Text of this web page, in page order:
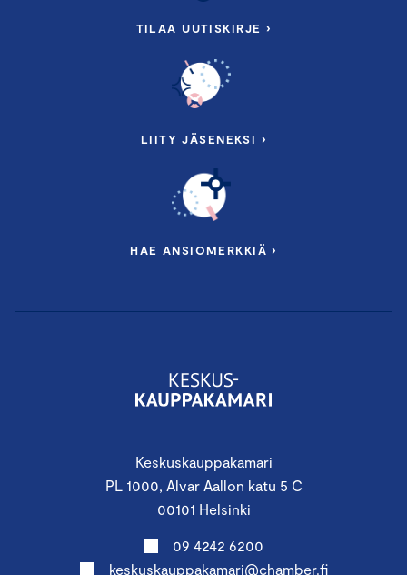
Keskuskauppakamari
PL 1000, Alvar Aallon katu 5 C
00101 Helsinki
09 4242 6200
keskuskauppakamari@chamber.fi
TILAA UUTISKIRJE ›
LIITY JÄSENEKSI ›
HAE ANSIOMERKKIÄ ›